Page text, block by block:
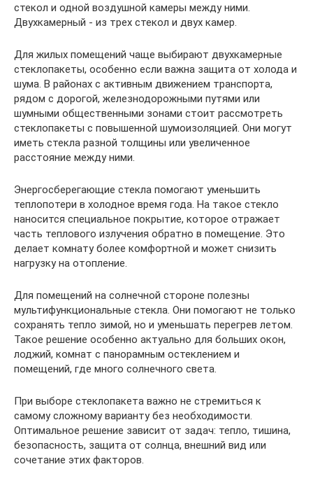
стекол и одной воздушной камеры между ними.
Двухкамерный - из трех стекол и двух камер.
Для жилых помещений чаще выбирают двухкамерные
стеклопакеты, особенно если важна защита от холода и
шума. В районах с активным движением транспорта,
рядом с дорогой, железнодорожными путями или
шумными общественными зонами стоит рассмотреть
стеклопакеты с повышенной шумоизоляцией. Они могут
иметь стекла разной толщины или увеличенное
расстояние между ними.
Энергосберегающие стекла помогают уменьшить
теплопотери в холодное время года. На такое стекло
наносится специальное покрытие, которое отражает
часть теплового излучения обратно в помещение. Это
делает комнату более комфортной и может снизить
нагрузку на отопление.
Для помещений на солнечной стороне полезны
мультифункциональные стекла. Они помогают не только
сохранять тепло зимой, но и уменьшать перегрев летом.
Такое решение особенно актуально для больших окон,
лоджий, комнат с панорамным остеклением и
помещений, где много солнечного света.
При выборе стеклопакета важно не стремиться к
самому сложному варианту без необходимости.
Оптимальное решение зависит от задач: тепло, тишина,
безопасность, защита от солнца, внешний вид или
сочетание этих факторов.